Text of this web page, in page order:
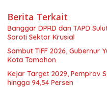
Berita Terkait
Banggar DPRD dan TAPD
Soroti Sektor Krusial
Sambut TIFF 2026, Gubernur
Kota Tomohon
Kejar Target 2029, Pemprov
hingga 94,54 Persen